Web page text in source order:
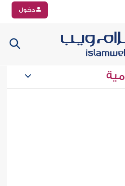
دخول